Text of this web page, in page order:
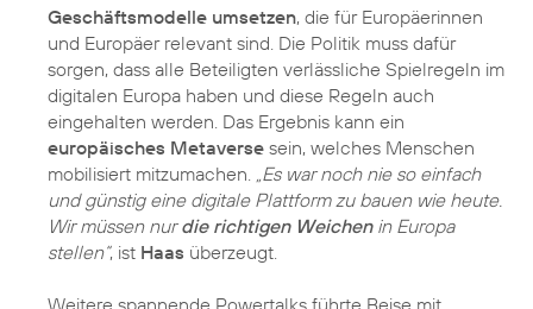
Geschäftsmodelle umsetzen, die für Europäerinnen
und Europäer relevant sind. Die Politik muss dafür
sorgen, dass alle Beteiligten verlässliche Spielregeln im
digitalen Europa haben und diese Regeln auch
eingehalten werden. Das Ergebnis kann ein
europäisches Metaverse sein, welches Menschen
mobilisiert mitzumachen.
„Es war noch nie so einfach
und günstig eine digitale Plattform zu bauen wie heute.
Wir müssen nurdie richtigen Weichenin Europa
stellen“, ist Haas überzeugt.
Weitere spannende Powertalks führte Beise mit